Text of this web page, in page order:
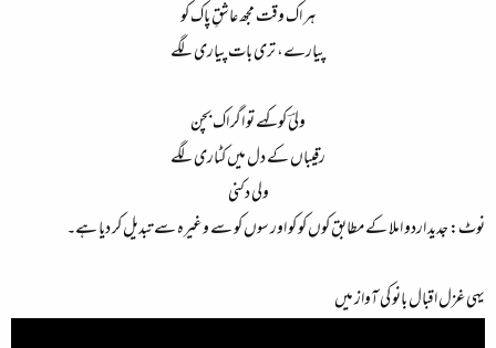
ہر اک وقت مجھ عاشقِ پاک کو
پیارے، تری بات پیاری لگے
ولیؔ کو کہے تو اگر اک بچن
رقیباں کے دل میں کٹاری لگے
ولی دکنی​
نوٹ: جدید اردو املا کے مطابق کوں کو کو اور سوں کو سے وغیرہ سے تبدیل کر دیا ہے۔
یہی غزل اقبال بانو کی آواز میں